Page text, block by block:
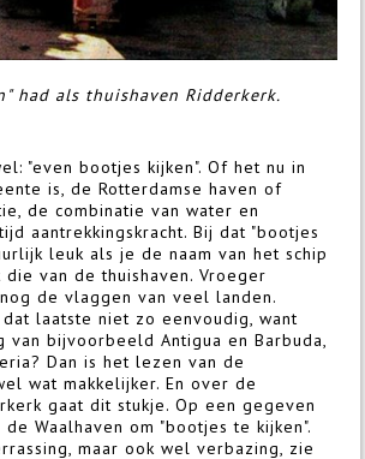
had als thuishaven Ridderkerk.
"even bootjes kijken". Of het nu in
is, de Rotterdamse haven of
de combinatie van water en
aantrekkingskracht. Bij dat "bootjes
leuk als je de naam van het schip
van de thuishaven. Vroeger
de vlaggen van veel landen.
laatste niet zo eenvoudig, want
van bijvoorbeeld Antigua en Barbuda,
Dan is het lezen van de
wat makkelijker. En over de
gaat dit stukje. Op een gegeven
Waalhaven om "bootjes te kijken".
maar ook wel verbazing, zie